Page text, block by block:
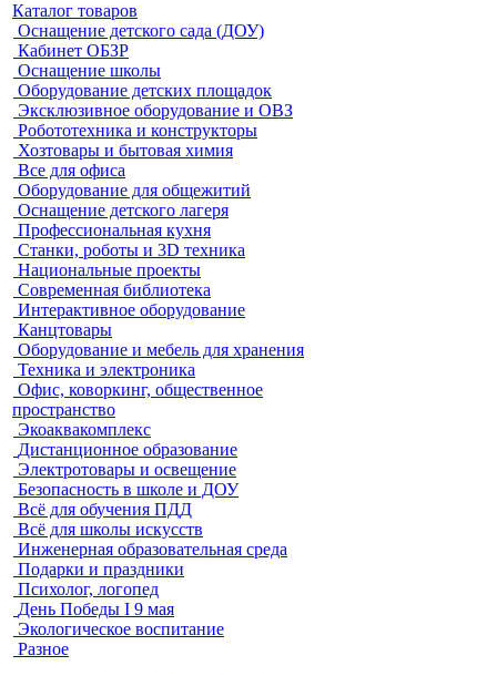
Каталог товаров
Оснащение детского сада (ДОУ)
Кабинет ОБЗР
Оснащение школы
Оборудование детских площадок
Эксклюзивное оборудование и ОВЗ
Робототехника и конструкторы
Хозтовары и бытовая химия
Все для офиса
Оборудование для общежитий
Оснащение детского лагеря
Профессиональная кухня
Станки, роботы и 3D техника
Национальные проекты
Современная библиотека
Интерактивное оборудование
Канцтовары
Оборудование и мебель для хранения
Техника и электроника
Офис, коворкинг, общественное
пространство
Экоаквакомплекс
Дистанционное образование
Электротовары и освещение
Безопасность в школе и ДОУ
Всё для обучения ПДД
Всё для школы искусств
Инженерная образовательная среда
Подарки и праздники
Психолог, логопед
День Победы I 9 мая
Экологическое воспитание
Разное